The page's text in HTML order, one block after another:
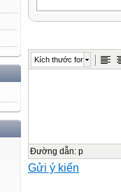
Kích thước font
Đường dẫn: p
Gửi ý kiến